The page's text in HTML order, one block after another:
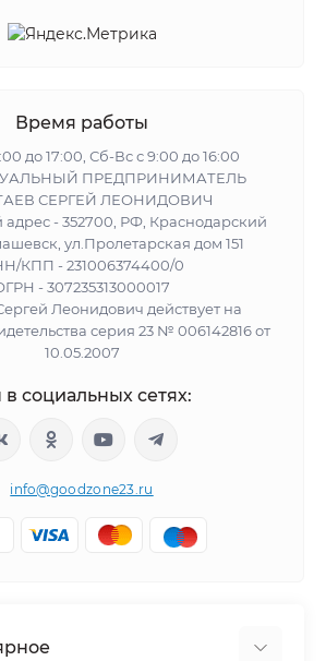
Время работы
до 17:00, Сб-Вс с 9:00 до 16:00
ПРЕДПРИНИМАТЕЛЬ
СЕРГЕЙ ЛЕОНИДОВИЧ
- 352700, РФ, Краснодарский
ул.Пролетарская дом 151
КПП - 231006374400/0
- 307235313000017
Леонидович действует на
серия 23 № 006142816 от
10.05.2007
социальных сетях:
info@goodzone23.ru